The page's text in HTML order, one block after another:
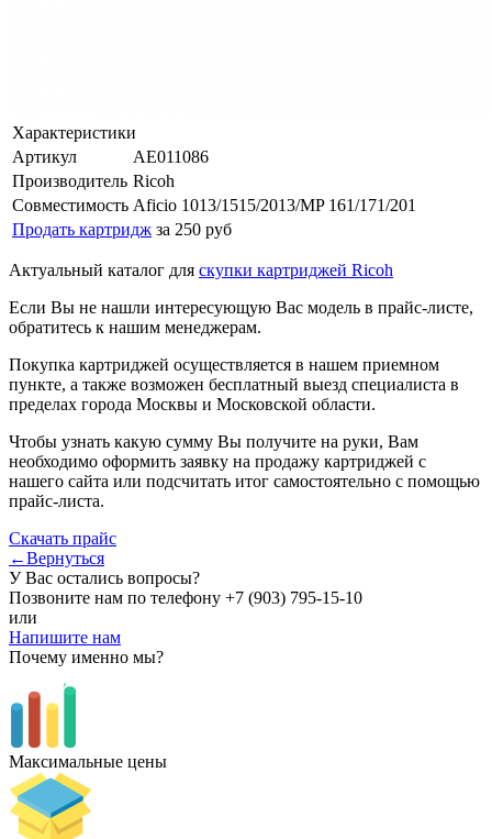
Характеристики
Артикул
AE011086
Производитель Ricoh
Совместимость Aficio 1013/1515/2013/MP 161/171/201
Продать картридж за 250 руб
Актуальный каталог для скупки картриджей Ricoh
Если Вы не нашли интересующую Вас модель в прайс-листе,
обратитесь к нашим менеджерам.
Покупка картриджей осуществляется в нашем приемном
пункте, а также возможен бесплатный выезд специалиста в
пределах города Москвы и Московской области.
Чтобы узнать какую сумму Вы получите на руки, Вам
необходимо оформить заявку на продажу картриджей с
нашего сайта или подсчитать итог самостоятельно с помощью
прайс-листа.
Скачать прайс
←Вернуться
У Вас остались вопросы?
Позвоните нам по телефону +7 (903) 795-15-10
или
Напишите нам
Почему именно мы?
Максимальные цены